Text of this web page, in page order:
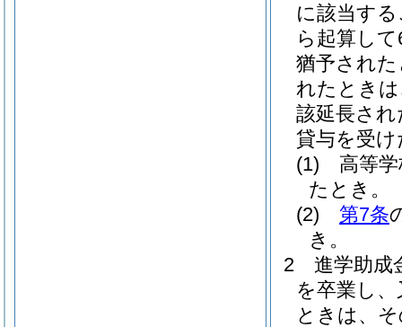
に該当す
ら起算し
猶予され
れたとき
該延長さ
貸与を受
(1)
高等
たとき。
(2)
第7条
き。
2
進学助成
を卒業し
ときは、